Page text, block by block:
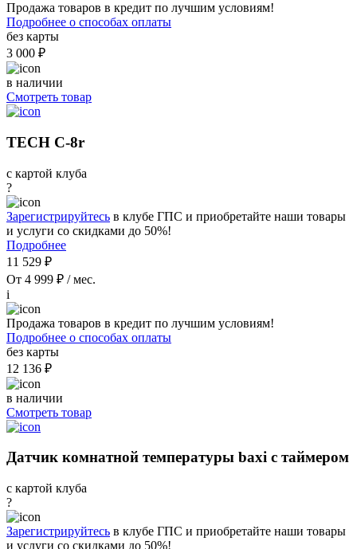
Продажа товаров в кредит по лучшим условиям!
Подробнее о способах оплаты
без карты
3 000 ₽
в наличии
Смотреть товар
TECH C-8r
с картой клуба
?
Зарегистрируйтесь в клубе ГПС и приобретайте наши товары
и услуги со скидками до 50%!
Подробнее
11 529 ₽
От 4 999 ₽ / мес.
i
Продажа товаров в кредит по лучшим условиям!
Подробнее о способах оплаты
без карты
12 136 ₽
в наличии
Смотреть товар
Датчик комнатной температуры baxi с таймером
с картой клуба
?
Зарегистрируйтесь в клубе ГПС и приобретайте наши товары
и услуги со скидками до 50%!